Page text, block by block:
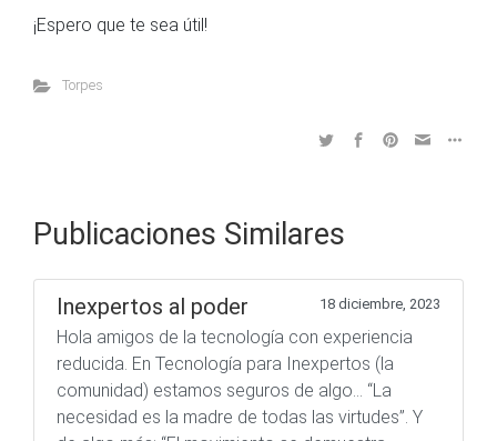
¡Espero que te sea útil!
Torpes
Publicaciones Similares
Inexpertos al poder 18 diciembre, 2023
Hola amigos de la tecnología con experiencia
reducida. En Tecnología para Inexpertos (la
comunidad) estamos seguros de algo… “La
necesidad es la madre de todas las virtudes”. Y